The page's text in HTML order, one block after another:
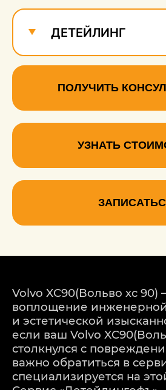
ДЕТЕЙЛИНГ
ПОЛУЧИТЬ
УЗНАТЬ
Volvo XC90(Вольво хс 90)
воплощение инженерной
и эстетической
если ваш Volvo
столкнулся с
важно обратиться в
специализируется на